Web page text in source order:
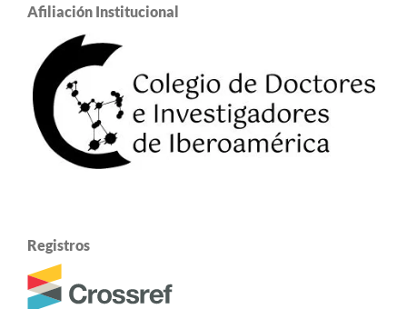
Afiliación Institucional
Registros